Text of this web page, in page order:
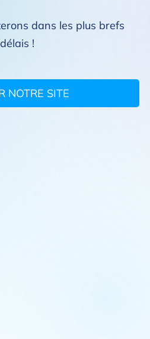
dans les plus brefs
délais !
NOTRE SITE